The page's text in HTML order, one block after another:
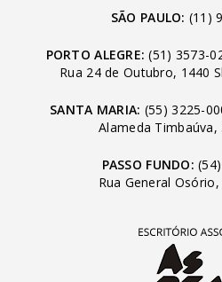
SÃO PAULO: (11)
PORTO ALEGRE: (51) 3573-
Rua 24 de Outubro, 1440
SANTA MARIA: (55) 3225-
Alameda Timbaúva,
PASSO FUNDO:
Rua General